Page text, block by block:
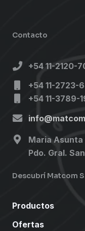
Contacto
+54 11-2120-
+54 11-2723-
+54 11-3789-
Maria Asunta
Pdo. Gral.
Descubrí Matcom
Productos
Ofertas